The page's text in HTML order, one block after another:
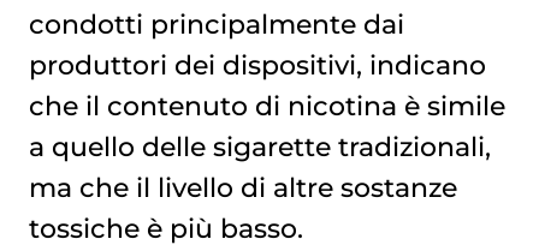
condotti principalmente dai
produttori dei dispositivi, indicano
che il contenuto di nicotina è simile
a quello delle sigarette tradizionali,
ma che il livello di altre sostanze
tossiche è più basso.